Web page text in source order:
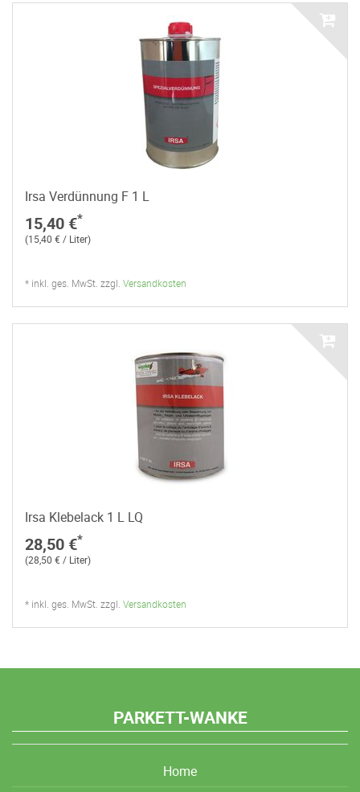
Irsa Verdünnung F 1 L
15,40 €*
(15,40 € / Liter)
* inkl. ges. MwSt. zzgl. Versandkosten
Irsa Klebelack 1 L LQ
28,50 €*
(28,50 € / Liter)
* inkl. ges. MwSt. zzgl. Versandkosten
PARKETT-WANKE
Home